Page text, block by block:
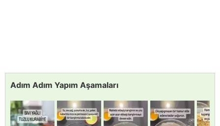
Adım Adım Yapım Aşamaları